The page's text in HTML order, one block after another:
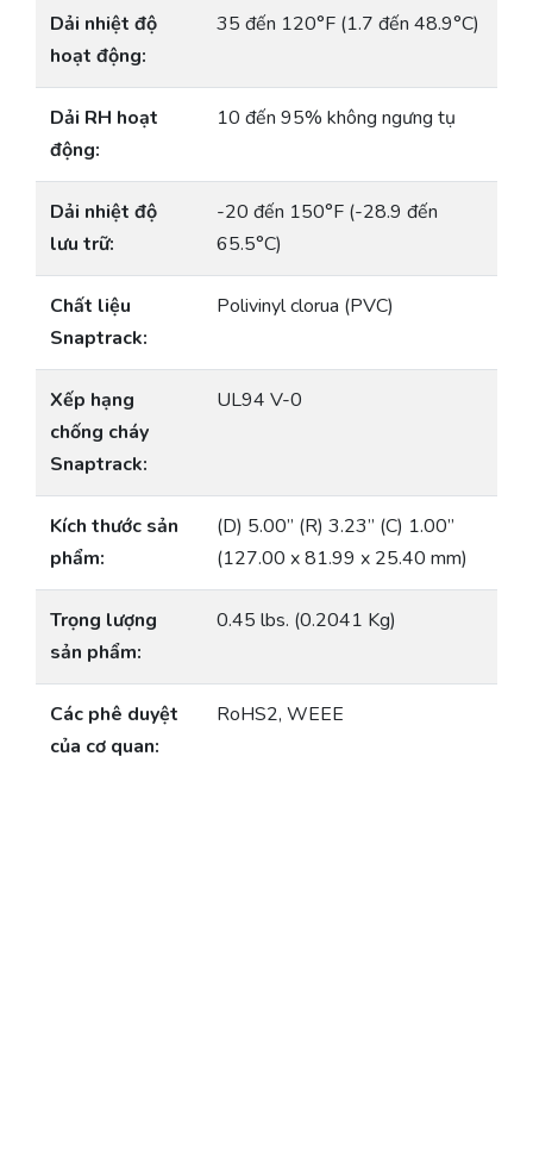
Dải nhiệt độ
hoạt động:
35 đến 120°F (1.7 đến 48.9°C)
Dải RH hoạt
động:
10 đến 95% không ngưng tụ
Dải nhiệt độ
lưu trữ:
-20 đến 150°F (-28.9 đến
65.5°C)
Chất liệu
Snaptrack:
Polivinyl clorua (PVC)
Xếp hạng
chống cháy
Snaptrack:
UL94 V-0
Kích thước sản
phẩm:
(D) 5.00” (R) 3.23” (C) 1.00”
(127.00 x 81.99 x 25.40 mm)
Trọng lượng
sản phẩm:
0.45 lbs. (0.2041 Kg)
Các phê duyệt
của cơ quan:
RoHS2, WEEE